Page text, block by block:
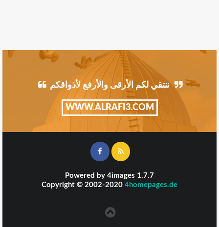
ننتقي لكم الأرقى والأرفع لأذواقكم
WWW.ALRAFI3.COM
Powered by 4images 1.7.7
Copyright © 2002-2020 4homepages.de